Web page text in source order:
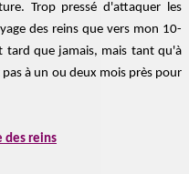
Trop pressé d'attaquer les
des reins que vers mon 10-
tard que jamais, mais tant qu'à
à un ou deux mois près pour
des reins